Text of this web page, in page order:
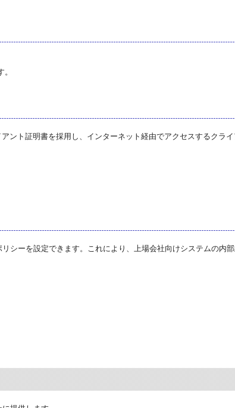
ト証明書を採用し、インターネット経由でアクセスするクライ
ーを設定できます。これにより、上場会社向けシステムの内